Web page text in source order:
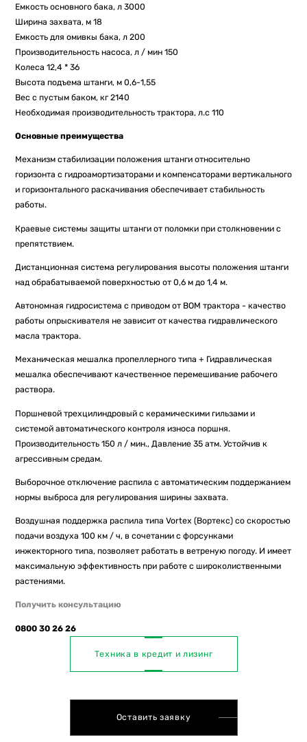
Емкость основного бака, л 3000
Ширина захвата, м 18
Емкость для омивкы бака, л 200
Производительность насоса, л / мин 150
Колеса 12,4 * 36
Высота подъема штанги, м 0,6-1,55
Вес с пустым баком, кг 2140
Необходимая производительность трактора, л.с 110
Основные преимущества
Механизм стабилизации положения штанги относительно
горизонта с гидроамортизаторами и компенсаторами вертикального
и горизонтального раскачивания обеспечивает стабильность
работы.
Краевые системы защиты штанги от поломки при столкновении с
препятствием.
Дистанционная система регулирования высоты положения штанги
над обрабатываемой поверхностью от 0,6 м до 1,4 м.
Автономная гидросистема с приводом от ВОМ трактора - качество
работы опрыскивателя не зависит от качества гидравлического
масла трактора.
Механическая мешалка пропеллерного типа + Гидравлическая
мешалка обеспечивают качественное перемешивание рабочего
раствора.
Поршневой трехцилиндровый с керамическими гильзами и
системой автоматического контроля износа поршня.
Производительность 150 л / мин., Давление 35 атм. Устойчив к
агрессивным средам.
Выборочное отключение распила с автоматическим поддержанием
нормы выброса для регулирования ширины захвата.
Воздушная поддержка распила типа Vortex (Вортекс) со скоростью
подачи воздуха 100 км / ч, в сочетании с форсунками
инжекторного типа, позволяет работать в ветреную погоду. И имеет
максимальную эффективность при работе с широколиственными
растениями.
Получить консультацию
0800 30 26 26
Оставить заявку
Техника в кредит и лизинг